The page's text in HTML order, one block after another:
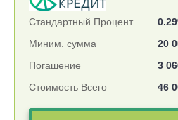
Стандартный Процент
Миним. сумма
20
Погашение
3
Стоимость Всего
46